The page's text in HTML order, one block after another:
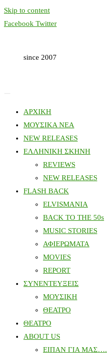
Skip to content
Facebook Twitter
since 2007
ΑΡΧΙΚΗ
ΜΟΥΣΙΚΑ ΝΕΑ
NEW RELEASES
ΕΛΛΗΝΙΚΗ ΣΚΗΝΗ
REVIEWS
NEW RELEASES
FLASH BACK
ELVISMANIA
BACK TO THE 50s
MUSIC STORIES
ΑΦΙΕΡΩΜΑΤΑ
MOVIES
REPORT
ΣΥΝΕΝΤΕΥΞΕΙΣ
ΜΟΥΣΙΚΗ
ΘΕΑΤΡΟ
ΘΕΑΤΡΟ
ABOUT US
ΕΙΠΑΝ ΓΙΑ ΜΑΣ….